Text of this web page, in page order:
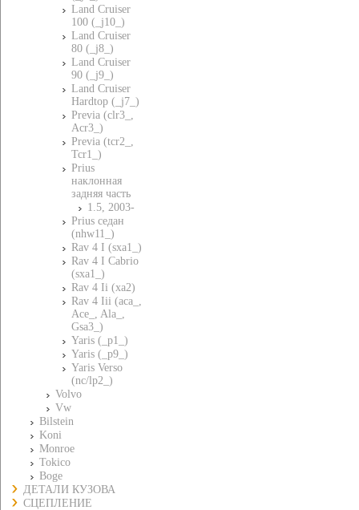
Land Cruiser
100 (_j10_)
Land Cruiser
80 (_j8_)
Land Cruiser
90 (_j9_)
Land Cruiser
Hardtop (_j7_)
Previa (clr3_,
Acr3_)
Previa (tcr2_,
Tcr1_)
Prius
наклонная
задняя часть
1.5, 2003-
Prius седан
(nhw11_)
Rav 4 I (sxa1_)
Rav 4 I Cabrio
(sxa1_)
Rav 4 Ii (xa2)
Rav 4 Iii (aca_,
Ace_, Ala_,
Gsa3_)
Yaris (_p1_)
Yaris (_p9_)
Yaris Verso
(nc/lp2_)
Volvo
Vw
Bilstein
Koni
Monroe
Tokico
Boge
ДЕТАЛИ КУЗОВА
СЦЕПЛЕНИЕ